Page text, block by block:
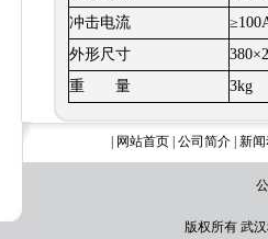
冲击电流
外形尺寸
重
量 3kg
网站首页 公司简介 新
版权所有 武